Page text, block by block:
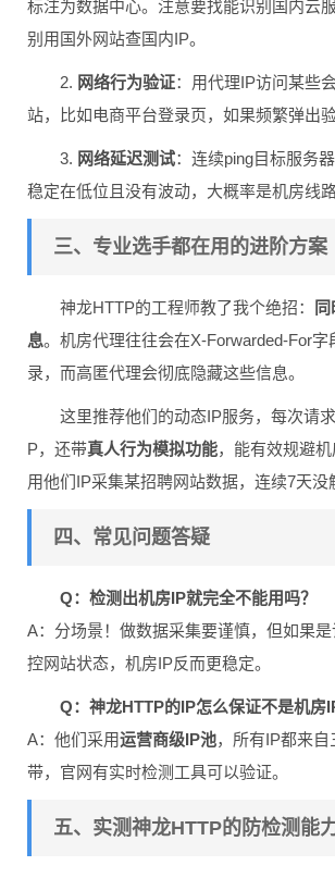
标注为数据中心。注意要找能识别国内云
别用国外网站查国内IP。
2. 网络行为验证：用代理IP访问某些
站，比如电商平台登录页，如果频繁弹出
3. 网络延迟测试：连续ping目标服务
稳定在低位且没有波动，大概率是机房线路
三、专业选手都在用的进阶方案
神龙HTTP的工程师教了我个绝招：
息。机房代理往往会在X-Forwarded-For
录，而高匿代理会彻底隐藏这些信息。
这里推荐他们的动态IP服务，每次请
P，还带真人行为模拟功能，能有效规避
用他们IP采集某招聘网站数据，连续7天没
四、常见问题答疑
Q：检测出机房IP就完全不能用吗？
A：分场景！做数据采集要谨慎，但如果
控网站状态，机房IP反而更稳定。
Q：神龙HTTP的IP怎么保证不是机房
A：他们采用运营商级IP池，所有IP都来
带，官网有实时检测工具可以验证。
五、实测神龙HTTP的防检测能